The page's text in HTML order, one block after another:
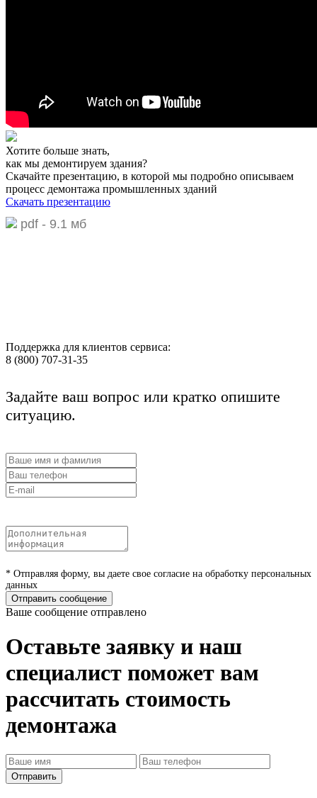
Хотите больше знать,
как мы демонтируем здания?
Скачайте презентацию, в которой мы подробно описываем
процесс демонтажа промышленных зданий
Скачать презентацию
pdf - 9.1 мб
Поддержка для клиентов сервиса:
8 (800) 707-31-35
Задайте ваш вопрос или кратко опишите
ситуацию.
* Отправляя форму, вы даете свое согласие на обработку персональных
данных
Отправить сообщение
Ваше сообщение отправлено
Оставьте заявку и наш
специалист поможет вам
рассчитать стоимость
демонтажа